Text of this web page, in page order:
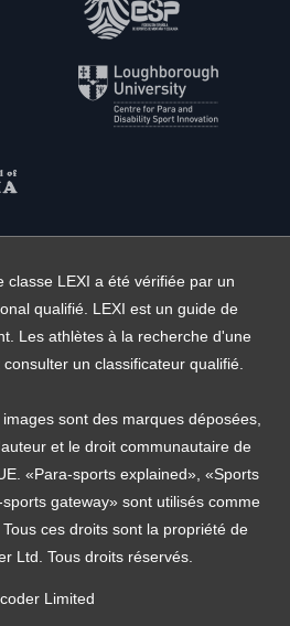
classe LEXI a été vérifiée par un
qualifié. LEXI est un guide de
Les athlètes à la recherche d'une
un classificateur qualifié.
sont des marques déposées,
et le droit communautaire de
«Para-sports explained», «Sports
gateway» sont utilisés comme
ces droits sont la propriété de
Ltd. Tous droits réservés.
Limited